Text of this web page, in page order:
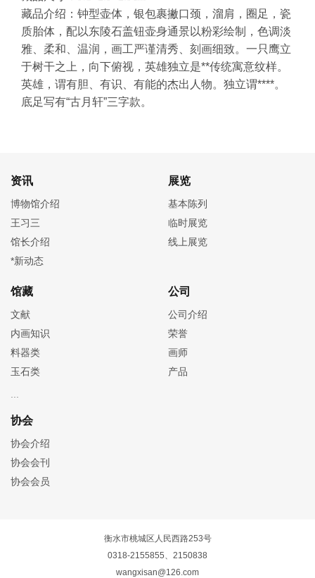
藏品介绍：钟型壶体，银包裹撇口颈，溜肩，圈足，瓷
质胎体，配以东陵石盖钮壶身通景以粉彩绘制，色调淡
雅、柔和、温润，画工严谨清秀、刻画细致。一只鹰立
于树干之上，向下俯视，英雄独立是**传统寓意纹样。
英雄，谓有胆、有识、有能的杰出人物。独立谓****。
底足写有“古月轩”三字款。
资讯
博物馆介绍
王习三
馆长介绍
*新动态
展览
基本陈列
临时展览
线上展览
馆藏
文献
内画知识
料器类
玉石类
公司
公司介绍
荣誉
画师
产品
协会
协会介绍
协会会刊
协会会员
衡水市桃城区人民西路253号
0318-2155855、2150838
wangxisan@126.com